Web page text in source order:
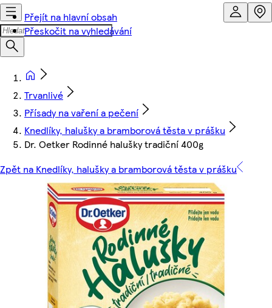
Přejít na hlavní obsah
Přeskočit na vyhledávání
Trvanlivé
Přísady na vaření a pečení
Knedlíky, halušky a bramborová těsta v prášku
Dr. Oetker Rodinné halušky tradiční 400g
Zpět na Knedlíky, halušky a bramborová těsta v prášku